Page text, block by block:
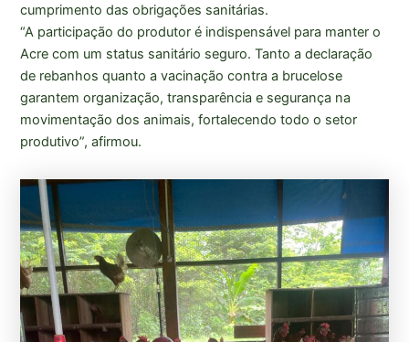
cumprimento das obrigações sanitárias.
“A participação do produtor é indispensável para manter o
Acre com um status sanitário seguro. Tanto a declaração
de rebanhos quanto a vacinação contra a brucelose
garantem organização, transparência e segurança na
movimentação dos animais, fortalecendo todo o setor
produtivo”, afirmou.